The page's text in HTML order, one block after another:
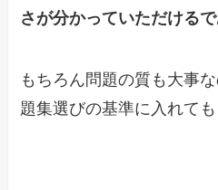
さが分かっていただけるで
もちろん問題の質も大事
題集選びの基準に入れても